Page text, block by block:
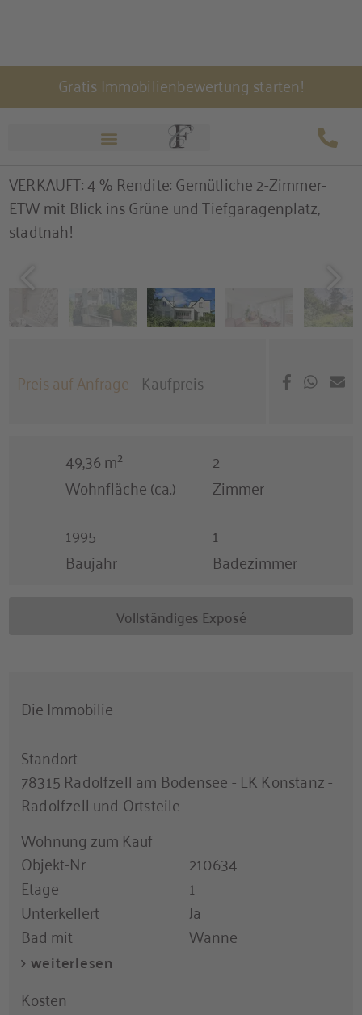
Inhalt
Gratis Immobilienbewertung starten!
78315 Radolfzell am Bodensee
VERKAUFT: 4 % Rendite: Gemütliche 2-Zimmer-
ETW mit Blick ins Grüne und Tiefgaragenplatz,
stadtnah!
Preis auf Anfrage Kaufpreis
49,36 m²
Wohnfläche (ca.)
2
Zimmer
1995
Baujahr
1
Badezimmer
Vollständiges Exposé
Die Immobilie
Standort
78315 Radolfzell am Bodensee - LK Konstanz -
Radolfzell und Ortsteile
Wohnung zum Kauf
Objekt-Nr
210634
Etage
1
Unterkellert
Ja
Bad mit
Wanne
Küche
Heizungsart
Kosten